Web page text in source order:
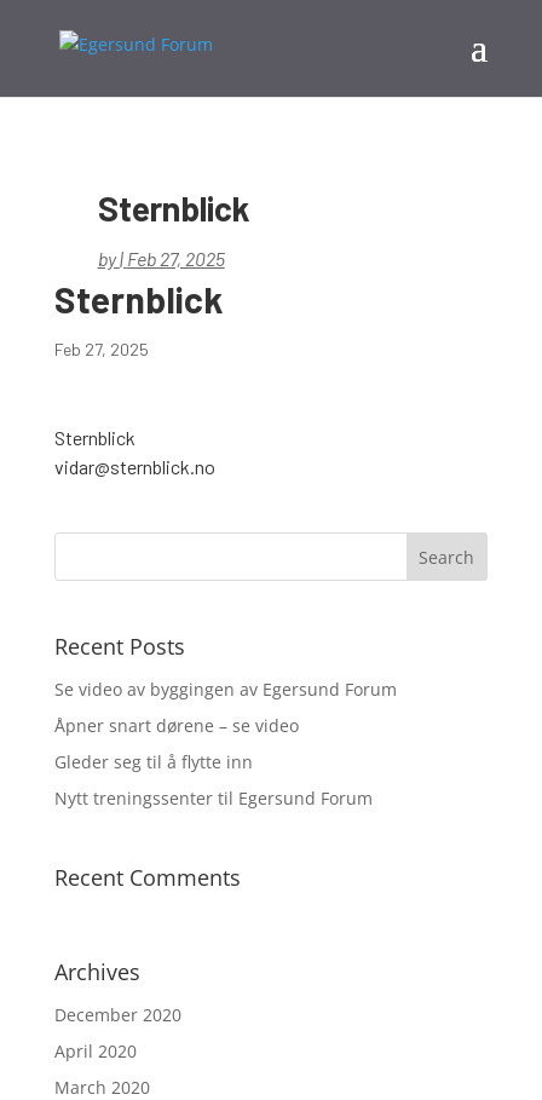
Sternblick
by| Feb 27, 2025
Sternblick
Feb 27, 2025
Sternblick
vidar@sternblick.no
Recent Posts
Se video av byggingen av Egersund Forum
Åpner snart dørene – se video
Gleder seg til å flytte inn
Nytt treningssenter til Egersund Forum
Recent Comments
Archives
December 2020
April 2020
March 2020